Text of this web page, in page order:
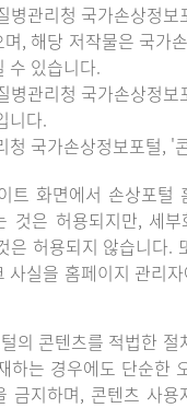
병관리청 국가손상정
, 해당 저작물은 국가
수 있습니다.
병관리청 국가손상정
니다.
청 국가손상정보포털, '
트 화면에서 손상포털
것은 허용되지만, 세부
은 허용되지 않습니다.
사실을 홈페이지 관리
의 콘텐츠를 적법한 절
하는 경우에도 단순한
금지하며, 콘텐츠 사용